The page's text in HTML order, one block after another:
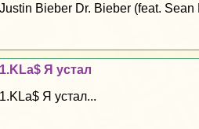
Justin Bieber Dr. Bieber (feat. Sean
1.KLa$ Я устал
1.KLa$ Я устал...